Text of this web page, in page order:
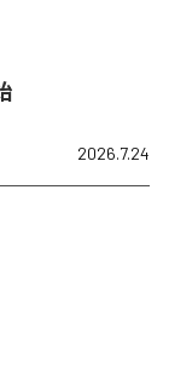
2026.7.24